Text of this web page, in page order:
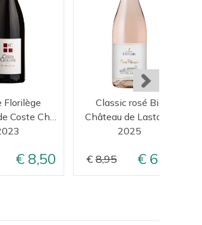
Florilège
8,50
Classic rosé Bio
Château de Lastours
2025
8,95 6,95